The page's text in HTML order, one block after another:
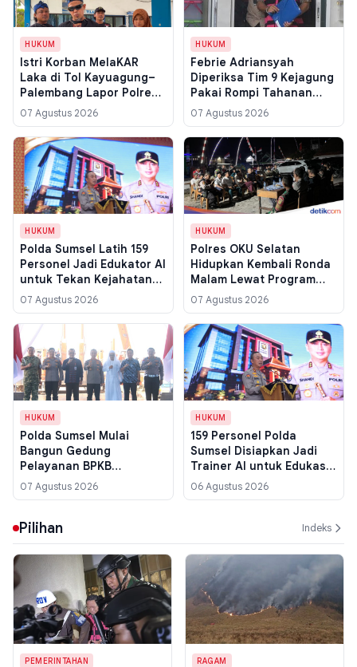
HUKUM
Istri Korban MelaKAR
Laka di Tol Kayuagung–
Palembang Lapor Polres
OKI, Jenazah Suami Tak
Dicatat hingga Santunan
Jasa Raharja Terhambat
07 Agustus 2026
HUKUM
Febrie Adriansyah
Diperiksa Tim 9 Kejagung
Pakai Rompi Tahanan
Pink, Tersangka Kasus
Asabri dan TPPU
07 Agustus 2026
HUKUM
Polda Sumsel Latih 159
Personel Jadi Edukator AI
untuk Tekan Kejahatan
Siber di Kalangan Pelajar
07 Agustus 2026
HUKUM
Polres OKU Selatan
Hidupkan Kembali Ronda
Malam Lewat Program
SAROMA, Warga Dapat
Senter dan Jas Hujan
07 Agustus 2026
HUKUM
Polda Sumsel Mulai
Bangun Gedung
Pelayanan BPKB
Prototype di Palembang,
Target Rampung 10
07 Agustus 2026
HUKUM
159 Personel Polda
Sumsel Disiapkan Jadi
Trainer AI untuk Edukasi
Pelajar di Palembang
06 Agustus 2026
Pilihan Indeks
PEMERINTAHAN RAGAM